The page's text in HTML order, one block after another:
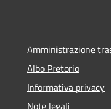
Amministrazione
Albo Pretorio
Informativa privacy
Note legali